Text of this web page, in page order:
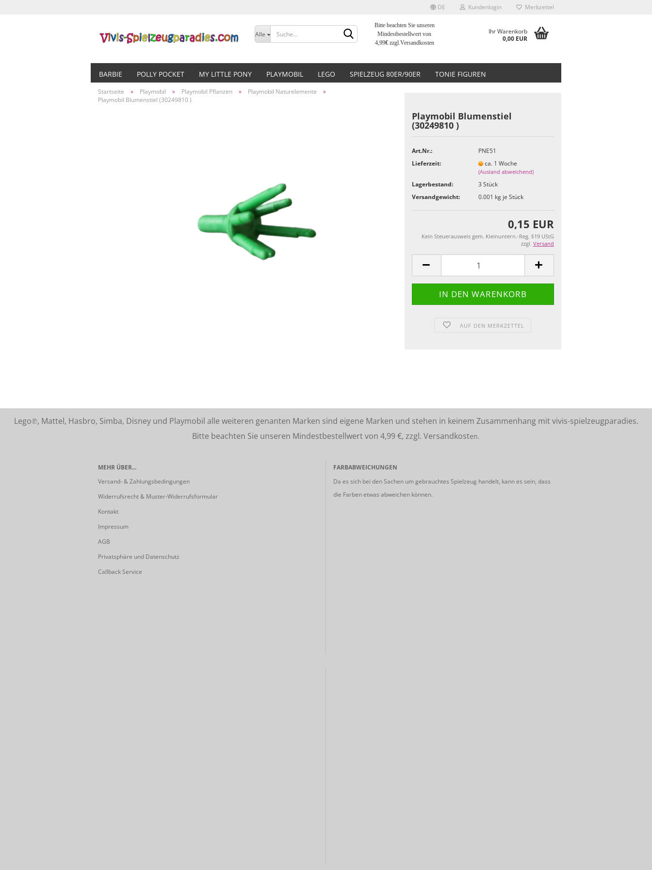
DE
Sprache auswählen
Lieferland
Kundenlogin
Passwort vergessen?
Merkzettel
Alle
Bitte beachten Sie unseren
Mindestbestellwert von
4,99€zzgl.Versandkosten
Ihr Warenkorb
0,00 EUR
BARBIE POLLY POCKET MY LITTLE PONY PLAYMOBIL LEGO SPIELZEUG 80ER/90ER TONIE FIGUREN
Startseite » Playmobil » Playmobil Pflanzen » Playmobil Naturelemente
»
Playmobil Blumenstiel (30249810 )
Playmobil Blumenstiel
(30249810 )
Art.Nr.:
PNE51
Lieferzeit:
ca. 1 Woche
(Ausland abweichend)
Lagerbestand: 3 Stück
Versandgewicht:
0.001 kg je Stück
0,15 EUR
Kein Steuerausweis gem. Kleinuntern.-Reg. §19 UStG
zzgl. Versand
AUF DEN MERKZETTEL
Lego℗, Mattel, Hasbro, Simba, Disney und Playmobil alle weiteren genanten Marken sind eigene Marken und stehen in keinem Zusammenhang mit vivis-spielzeugparadies.
Bitte beachten Sie unseren Mindestbestellwert von 4,99 €, zzgl. Versandkosten.
MEHR ÜBER...
Versand- & Zahlungsbedingungen
Widerrufsrecht & Muster-Widerrufsformular
Kontakt
Impressum
AGB
Privatsphäre und Datenschutz
Callback Service
FARBABWEICHUNGEN
Da es sich bei den Sachen um gebrauchtes Spielzeug handelt, kann es sein, dass
die Farben etwas abweichen können.